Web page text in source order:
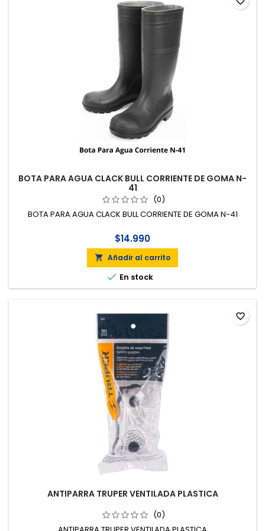
BOTA PARA AGUA CLACK BULL CORRIENTE DE GOMA N-
41
(0)
BOTA PARA AGUA CLACK BULL CORRIENTE DE GOMA N-41
$14.990
 Añadir al carrito
 En stock
ANTIPARRA TRUPER VENTILADA PLASTICA
(0)
favorite_border